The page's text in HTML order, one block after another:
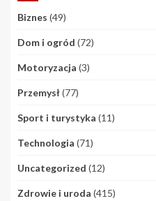
Biznes (49)
Dom i ogród (72)
Motoryzacja (3)
Przemysł(77)
Sport i turystyka (11)
Technologia (71)
Uncategorized (12)
Zdrowie i uroda (415)